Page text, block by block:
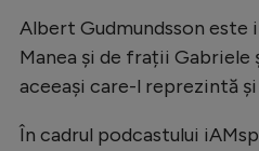
Albert Gudmundsson este
Manea și de frații
aceeași care-l reprezintă și
În cadrul podcastului